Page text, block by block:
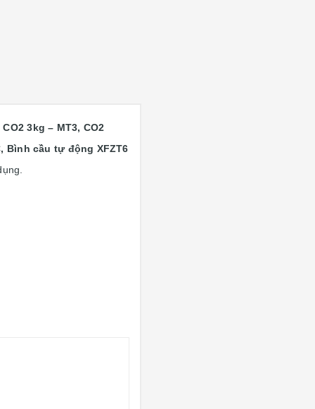
3kg – MT3, CO2
Bình cầu tự động XFZT6